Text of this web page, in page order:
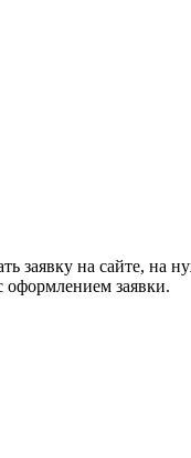
заявку на сайте,
оформлением заявки.